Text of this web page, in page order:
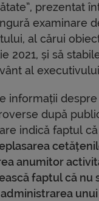
prezentat
examinare
al cărui
2021, și să
al
informații despre
după
indică faptul că
anumitor
faptul că nu
unui